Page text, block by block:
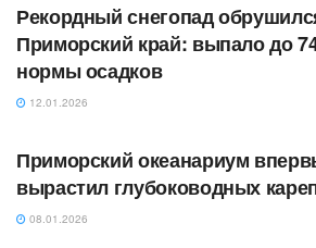
Рекордный снегопад
Приморский край: выпало до
нормы осадков
12.01.2026
Приморский океанариум
вырастил глубоководных
08.01.2026